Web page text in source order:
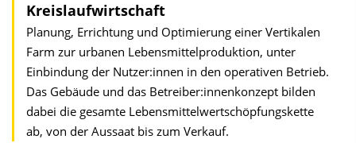
Kreislaufwirtschaft
Planung, Errichtung und Optimierung einer Vertikalen
Farm zur urbanen Lebensmittelproduktion, unter
Einbindung der Nutzer:innen in den operativen Betrieb.
Das Gebäude und das Betreiber:innenkonzept bilden
dabei die gesamte Lebensmittelwertschöpfungskette
ab, von der Aussaat bis zum Verkauf.